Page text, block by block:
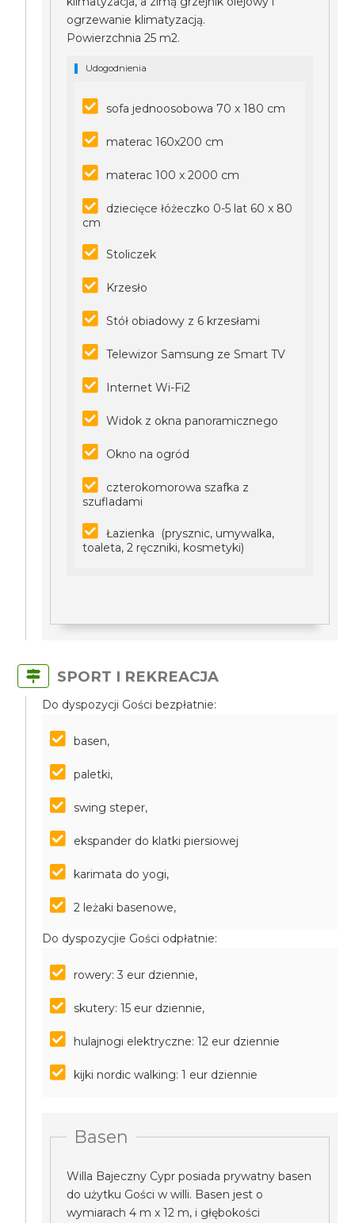
ogrzewanie klimatyzacją.
Powierzchnia 25 m2.
Udogodnienia
sofa jednoosobowa 70 x 180 cm
materac 160x200 cm
materac 100 x 2000 cm
dziecięce łóżeczko 0-5 lat 60 x 80
cm
Stoliczek
Krzesło
Stół obiadowy z 6 krzesłami
Telewizor Samsung ze Smart TV
Internet Wi-Fi2
Widok z okna panoramicznego
Okno na ogród
czterokomorowa szafka z
szufladami
Łazienka (prysznic, umywalka,
toaleta, 2 ręczniki, kosmetyki)
SPORT I REKREACJA
Do dyspozycji Gości bezpłatnie:
basen,
paletki,
swing steper,
ekspander do klatki piersiowej
karimata do yogi,
2 leżaki basenowe,
Do dyspozycjie Gości odpłatnie:
rowery: 3 eur dziennie,
skutery: 15 eur dziennie,
hulajnogi elektryczne: 12 eur dziennie
kijki nordic walking: 1 eur dziennie
Basen
Willa Bajeczny Cypr posiada prywatny basen
do użytku Gości w willi. Basen jest o
wymiarach 4 m x 12 m, i głębokości